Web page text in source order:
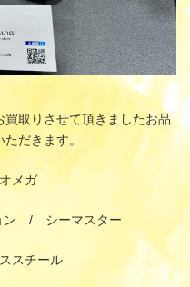
取りさせて頂きましたお品
だきます。
メガ
ン / シーマスター
スチール